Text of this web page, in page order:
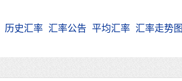
历史汇率 汇率公告 平均汇率 汇率走势图